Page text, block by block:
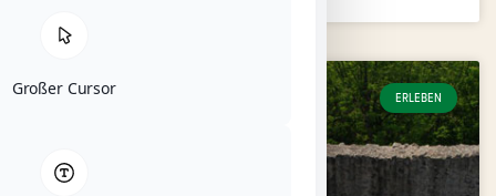
ERLEBEN
Großer Cursor